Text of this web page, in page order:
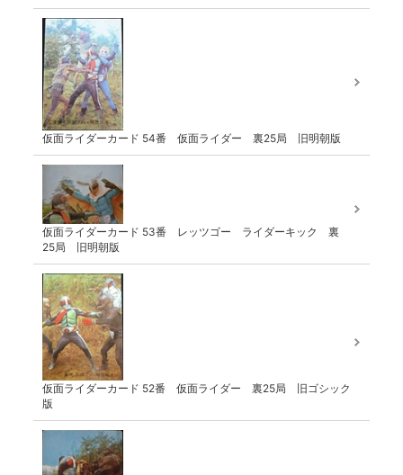
仮面ライダーカード 54番 仮面ライダー 裏25局 旧明朝版
仮面ライダーカード 53番 レッツゴー ライダーキック 裏
25局 旧明朝版
仮面ライダーカード 52番 仮面ライダー 裏25局 旧ゴシック
版